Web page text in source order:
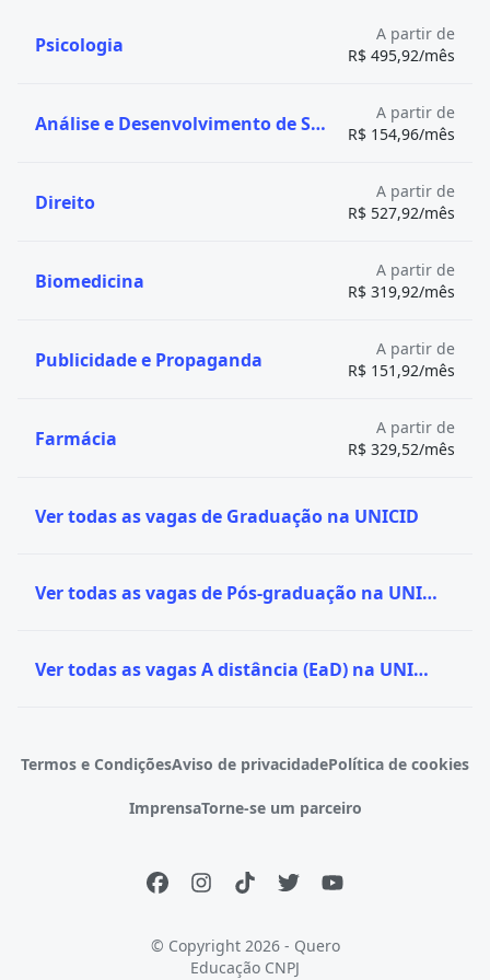
descentralizar as funções do Estado, tornando a
Pública
Psicologia
A partir de
R$ 495,92/mês
Análise e Desenvolvimento de Sistemas
A partir de
R$ 154,96/mês
Direito
A partir de
R$ 527,92/mês
Biomedicina
A partir de
R$ 319,92/mês
Publicidade e Propaganda
A partir de
R$ 151,92/mês
Farmácia
A partir de
R$ 329,52/mês
Ver todas as vagas de Graduação na UNICID
Ver todas as vagas de Pós-graduação na UNICID
Ver todas as vagas A distância (EaD) na UNICID
Termos e CondiçõesAviso de privacidadePolítica de cookies
ImprensaTorne-se um parceiro
© Copyright 2026 - Quero
Educação CNPJ